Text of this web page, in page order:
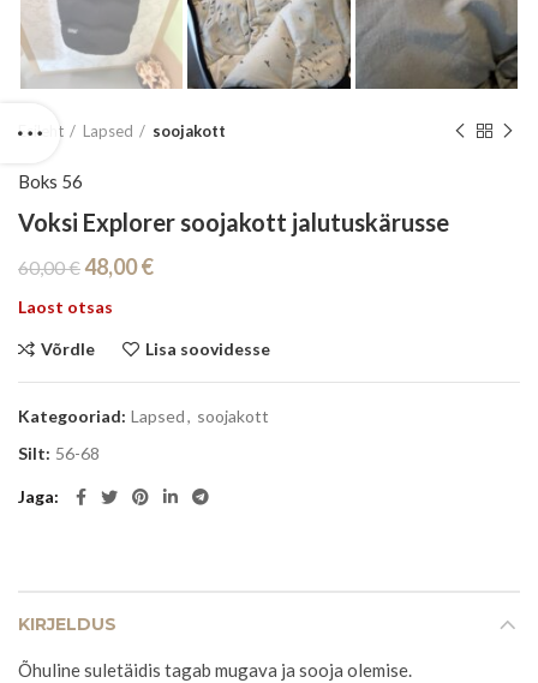
Esileht Lapsed soojakott
Boks 56
Voksi Explorer soojakott jalutuskärusse
60,00€Algne
oli:
60,00 €.
48,00€Current
48,00 €.
Laost otsas
Võrdle Lisa soovidesse
Kategooriad: Lapsed, soojakott
Silt: 56-68
Jaga
KIRJELDUS
Õhuline suletäidis tagab mugava ja sooja olemise.